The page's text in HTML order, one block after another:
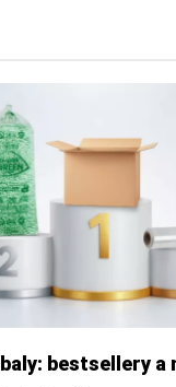
bestsellery a